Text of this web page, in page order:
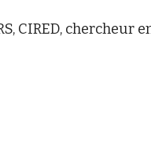
CIRED, chercheur